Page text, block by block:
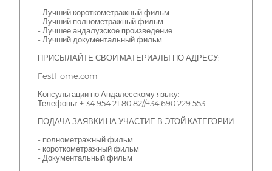
- Лучший короткометражный фильм.
- Лучший полнометражный фильм.
- Лучшее андалузское произведение.
- Лучший документальный фильм.
ПРИСЫЛАЙТЕ СВОИ МАТЕРИАЛЫ ПО АДРЕСУ:
FestHome.com
Консультации по Андалесскому языку:
Телефоны: + 34 954 21 80 82//+34 690 229 553
ПОДАЧА ЗАЯВКИ НА УЧАСТИЕ В ЭТОЙ КАТЕГОРИИ
- полнометражный фильм
- короткометражный фильм
- Документальный фильм